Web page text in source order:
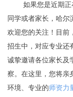
如果您是近期
同学或者家长，哈尔
欢迎您的关注！目前
招生中，对应专业还
诚挚邀请各位家长及
察。在这里，您将亲
环境、专业的师资力